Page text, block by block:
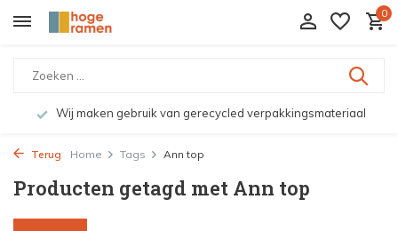
0
Wij maken gebruik van gerecycled verpakkingsmateriaal
Terug Home Tags Ann top
Producten getagd met Ann top